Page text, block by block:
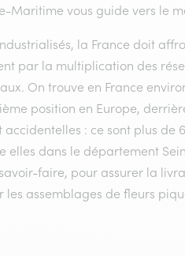
Maritime vous guide vers le
la France doit
par la multiplication des
On trouve en France
position en Europe,
: ce sont plus de
elles dans le département
faire, pour assurer la
assemblages de fleurs